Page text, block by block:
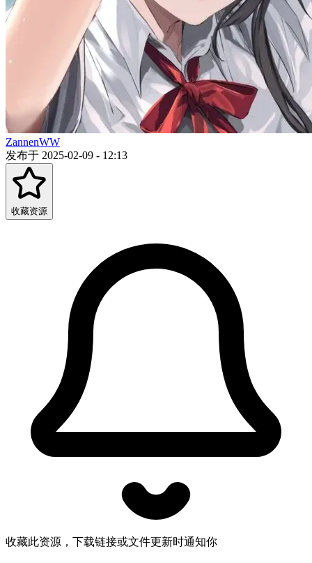
ZannenWW
发布于 2025-02-09 - 12:13
收藏资源
收藏此资源，下载链接或文件更新时通知你